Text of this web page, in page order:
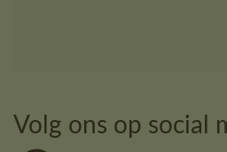
Volg ons op social